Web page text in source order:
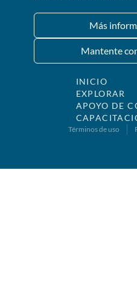
Más
Mantente
INICIO
EXPLORAR
APOYO DE
Términos de uso